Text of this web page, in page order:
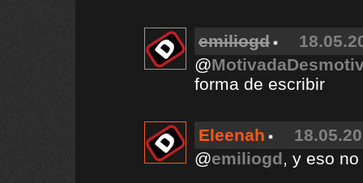
emiliogd
@
forma de escribir
Eleenah
@emiliogd, y eso